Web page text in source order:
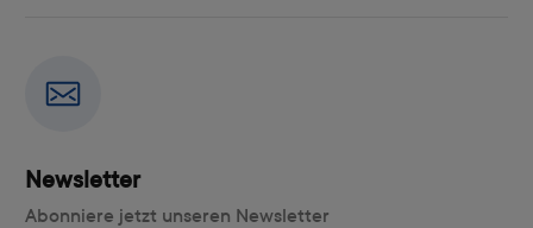
Newsletter
Abonniere jetzt unseren Newsletter